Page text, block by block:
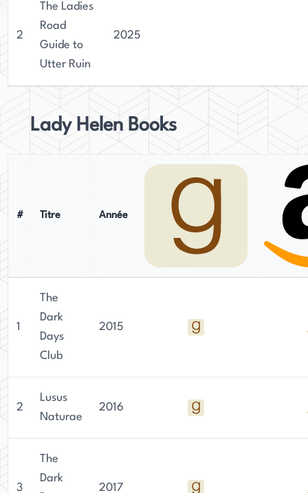
2
The Ladies
Road
Guide to
Utter Ruin
2025
Lady Helen Books
# Titre Année
1
The
Dark
Days
Club
2015
2
Lusus
Naturae
2016
3
The
Dark
2017